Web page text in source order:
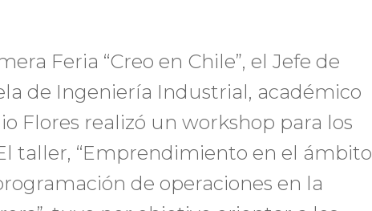
Feria “Creo en Chile”, el Jefe de
de Ingeniería Industrial, académico
Flores realizó un workshop para los
taller, “Emprendimiento en el ámbito
de operaciones en la